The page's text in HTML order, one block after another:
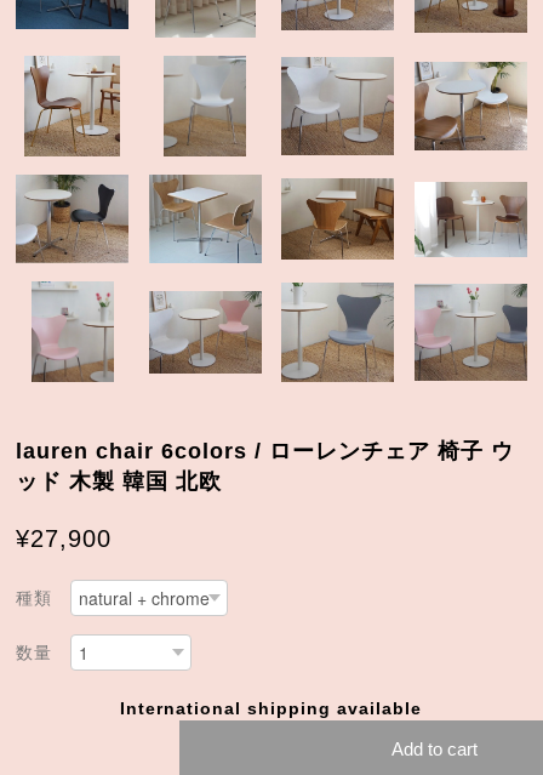
lauren chair 6colors / ローレンチェア 椅子 ウ
ッド 木製 韓国 北欧
¥27,900
種類
数量
International shipping available
Add to cart